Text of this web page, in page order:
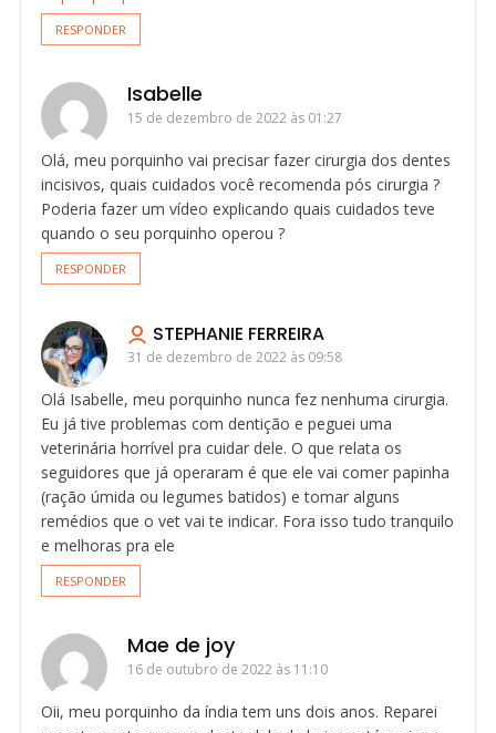
RESPONDER
Isabelle
15 de dezembro de 2022 às 01:27
Olá, meu porquinho vai precisar fazer cirurgia dos dentes
incisivos, quais cuidados você recomenda pós cirurgia ?
Poderia fazer um vídeo explicando quais cuidados teve
quando o seu porquinho operou ?
RESPONDER
STEPHANIE FERREIRA
31 de dezembro de 2022 às 09:58
Olá Isabelle, meu porquinho nunca fez nenhuma cirurgia.
Eu já tive problemas com dentição e peguei uma
veterinária horrível pra cuidar dele. O que relata os
seguidores que já operaram é que ele vai comer papinha
(ração úmida ou legumes batidos) e tomar alguns
remédios que o vet vai te indicar. Fora isso tudo tranquilo
e melhoras pra ele
RESPONDER
Mae de joy
16 de outubro de 2022 às 11:10
Oii, meu porquinho da índia tem uns dois anos. Reparei